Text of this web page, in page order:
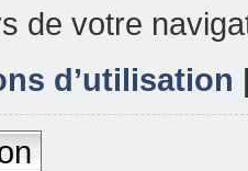
de votre
d’utilisation